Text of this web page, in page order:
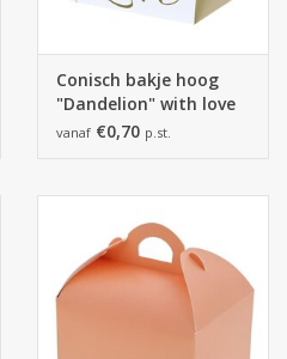
Conisch bakje hoog
"Dandelion" with love
vanaf €0,70 p.st.